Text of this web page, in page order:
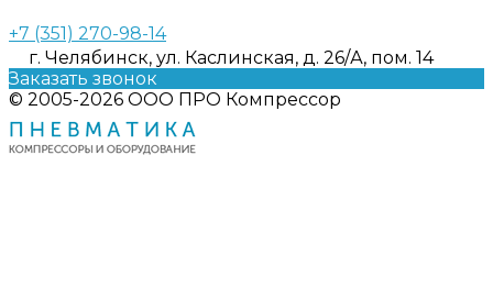
+7 (351) 270-98-14
г. Челябинск, ул. Каслинская, д. 26/А, пом. 14
Заказать звонок
© 2005-2026 ООО ПРО Компрессор